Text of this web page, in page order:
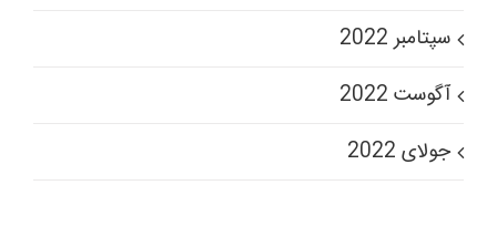
سپتامبر 2022
آگوست 2022
جولای 2022